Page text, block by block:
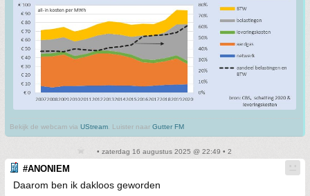
Bekijk de webcam via UStream . Luister naar Gutter FM
• zaterdag 16 augustus 2025 @ 22:49 • 2
#ANONIEM
Daarom ben ik dakloos geworden